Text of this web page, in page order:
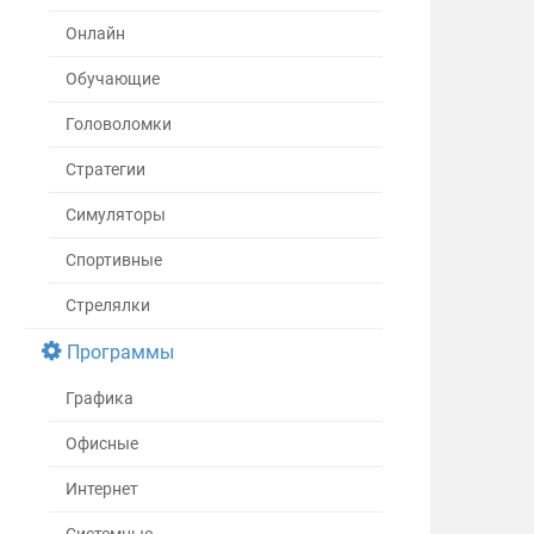
Онлайн
Обучающие
Головоломки
Стратегии
Симуляторы
Спортивные
Стрелялки
Программы
Графика
Офисные
Интернет